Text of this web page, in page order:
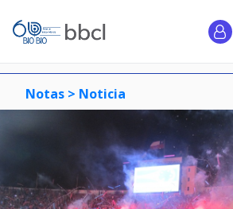
Notas > Noticia